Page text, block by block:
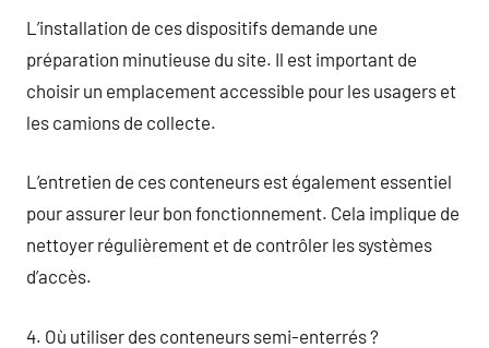
L’installation de ces dispositifs demande une
préparation minutieuse du site. Il est important de
choisir un emplacement accessible pour les usagers et
les camions de collecte.
L’entretien de ces conteneurs est également essentiel
pour assurer leur bon fonctionnement. Cela implique de
nettoyer régulièrement et de contrôler les systèmes
d’accès.
4. Où utiliser des conteneurs semi-enterrés ?